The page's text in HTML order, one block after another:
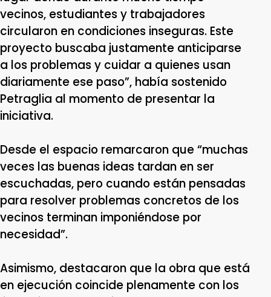
vecinos, estudiantes y trabajadores
circularon en condiciones inseguras. Este
proyecto buscaba justamente anticiparse
a los problemas y cuidar a quienes usan
diariamente ese paso”, había sostenido
Petraglia al momento de presentar la
iniciativa.
Desde el espacio remarcaron que “muchas
veces las buenas ideas tardan en ser
escuchadas, pero cuando están pensadas
para resolver problemas concretos de los
vecinos terminan imponiéndose por
necesidad”.
Asimismo, destacaron que la obra que está
en ejecución coincide plenamente con los